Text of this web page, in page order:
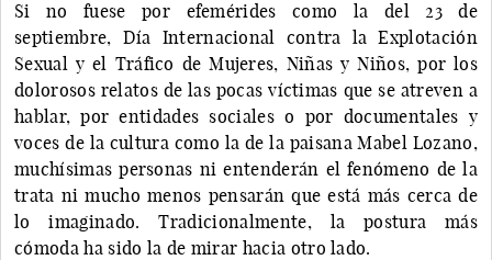
Si no fuese por efemérides como la del 23 de
septiembre, Día Internacional contra la Explotación
Sexual y el Tráfico de Mujeres, Niñas y Niños, por los
dolorosos relatos de las pocas víctimas que se atreven a
hablar, por entidades sociales o por documentales y
voces de la cultura como la de la paisana Mabel Lozano,
muchísimas personas ni entenderán el fenómeno de la
trata ni mucho menos pensarán que está más cerca de
lo imaginado. Tradicionalmente, la postura más
cómoda ha sido la de mirar hacia otro lado.